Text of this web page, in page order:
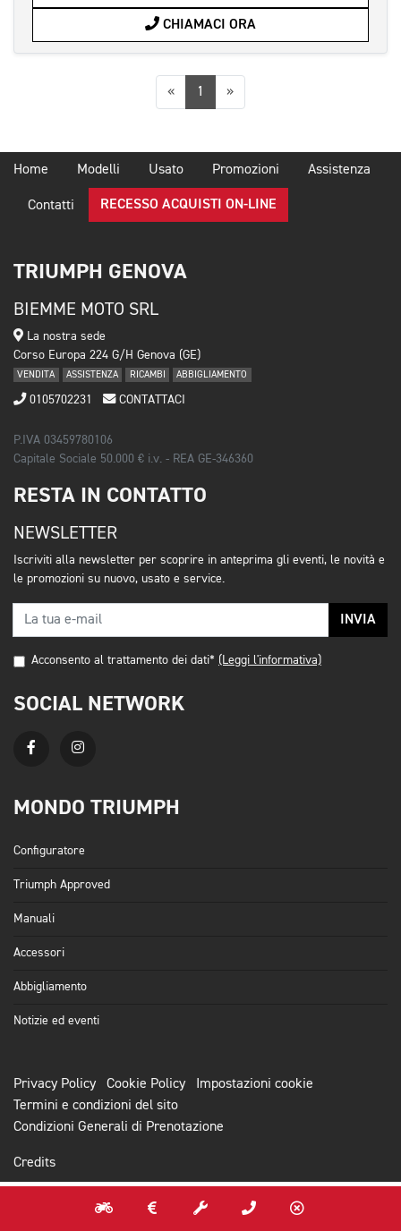
CHIAMACI ORA
«Precedente
1 »Successiva
Home Modelli Usato Promozioni Assistenza
Contatti RECESSO ACQUISTI ON-LINE
TRIUMPH GENOVA
BIEMME MOTO SRL
La nostra sede
Corso Europa 224 G/H Genova (GE)
VENDITA ASSISTENZA RICAMBI ABBIGLIAMENTO
0105702231 CONTATTACI
P.IVA 03459780106
Capitale Sociale 50.000 € i.v. - REA GE-346360
RESTA IN CONTATTO
NEWSLETTER
Iscriviti alla newsletter per scoprire in anteprima gli eventi, le novità e
le promozioni su nuovo, usato e service.
INVIA
Acconsento al trattamento dei dati* (Leggi l'informativa)
SOCIAL NETWORK
MONDO TRIUMPH
Configuratore
Triumph Approved
Manuali
Accessori
Abbigliamento
Notizie ed eventi
Privacy Policy Cookie Policy
Impostazioni cookie
Termini e condizioni del sito
Condizioni Generali di Prenotazione
Credits